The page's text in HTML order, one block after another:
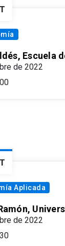
Escuela
de 2022
Aplicada
de 2022